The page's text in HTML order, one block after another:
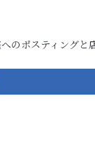
のポスティングと